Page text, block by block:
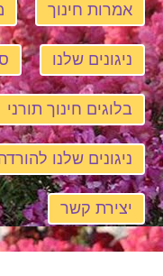
אמרות חינוך
ניגונים שלנו
בלוגים חינוך תורני
ניגונים שלנו
יצירת קשר